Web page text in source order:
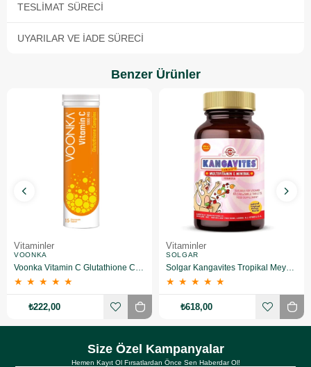
TESLIMAT SÜRECI
UYARILAR VE İADE SÜRECI
Benzer Ürünler
Vitaminler
VOONKA
★ ★ ★ ★ ★
₺222,00
Vitaminler
SOLGAR
★ ★ ★ ★ ★
₺618,00
Size Özel Kampanyalar
Hemen Kayıt Ol Fırsatlardan Önce Sen Haberdar Ol!